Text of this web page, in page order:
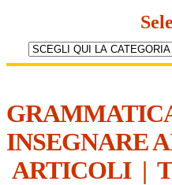
INSEGNARE
ARTICOLI|